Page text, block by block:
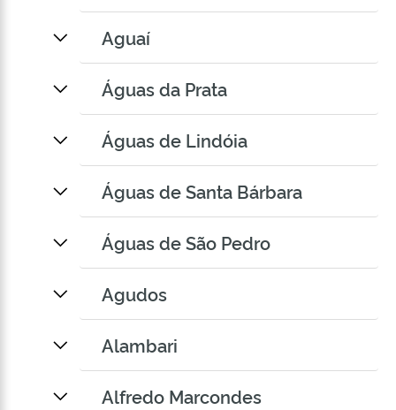
Aguaí
Águas da Prata
Águas de Lindóia
Águas de Santa Bárbara
Águas de São Pedro
Agudos
Alambari
Alfredo Marcondes